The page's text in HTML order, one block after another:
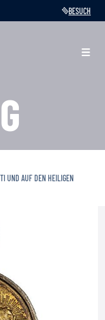
BESUCH
UND AUF DEN HEILIGEN